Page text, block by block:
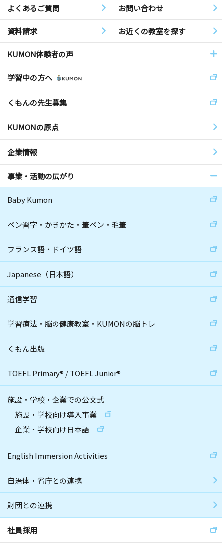
よくあるご質問 お問い合わせ
資料請求 お近くの教室を探す
KUMON体験者の声
学習中の方へ
くもんの先生募集
KUMONの原点
企業情報
事業・活動の広がり
Baby Kumon
ペン習字・かきかた・筆ペン・毛筆
フランス語・ドイツ語
Japanese（日本語）
通信学習
学習療法・脳の健康教室・KUMONの脳トレ
くもん出版
TOEFL Primary® /TOEFL Junior®
施設・学校・企業での公文式
施設・学校向け導入事業
企業・学校向け日本語
English Immersion Activities
自治体・省庁との連携
財団との連携
社員採用